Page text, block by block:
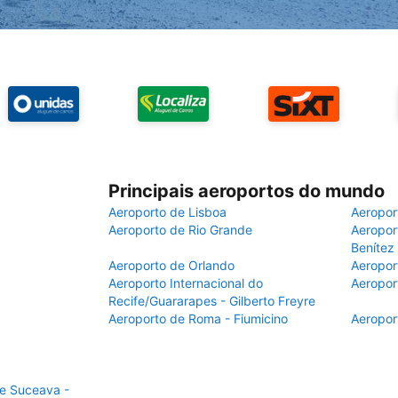
Principais aeroportos do mundo
Aeroporto de Lisboa
Aeroporto de Rio Grande
Benítez
Aeroporto de Orlando
Aeroporto Internacional do
Recife/Guararapes - Gilberto Freyre
Aeroporto de Roma - Fiumicino
Suceava -